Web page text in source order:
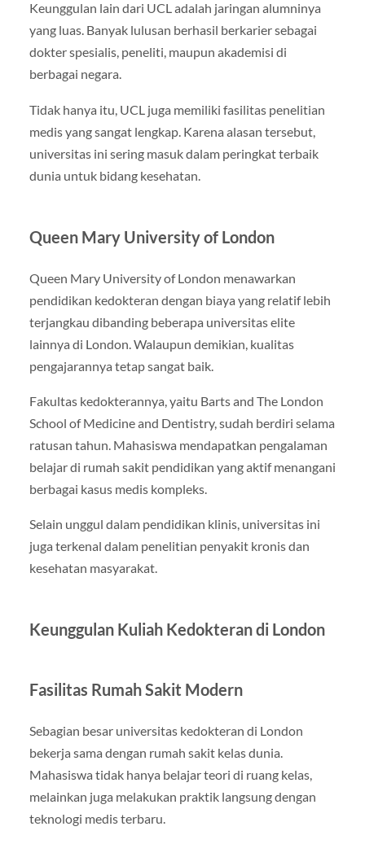
Keunggulan lain dari UCL adalah jaringan alumninya
yang luas. Banyak lulusan berhasil berkarier sebagai
dokter spesialis, peneliti, maupun akademisi di
berbagai negara.
Tidak hanya itu, UCL juga memiliki fasilitas penelitian
medis yang sangat lengkap. Karena alasan tersebut,
universitas ini sering masuk dalam peringkat terbaik
dunia untuk bidang kesehatan.
Queen Mary University of London
Queen Mary University of London menawarkan
pendidikan kedokteran dengan biaya yang relatif lebih
terjangkau dibanding beberapa universitas elite
lainnya di London. Walaupun demikian, kualitas
pengajarannya tetap sangat baik.
Fakultas kedokterannya, yaitu Barts and The London
School of Medicine and Dentistry, sudah berdiri selama
ratusan tahun. Mahasiswa mendapatkan pengalaman
belajar di rumah sakit pendidikan yang aktif menangani
berbagai kasus medis kompleks.
Selain unggul dalam pendidikan klinis, universitas ini
juga terkenal dalam penelitian penyakit kronis dan
kesehatan masyarakat.
Keunggulan Kuliah Kedokteran di London
Fasilitas Rumah Sakit Modern
Sebagian besar universitas kedokteran di London
bekerja sama dengan rumah sakit kelas dunia.
Mahasiswa tidak hanya belajar teori di ruang kelas,
melainkan juga melakukan praktik langsung dengan
teknologi medis terbaru.